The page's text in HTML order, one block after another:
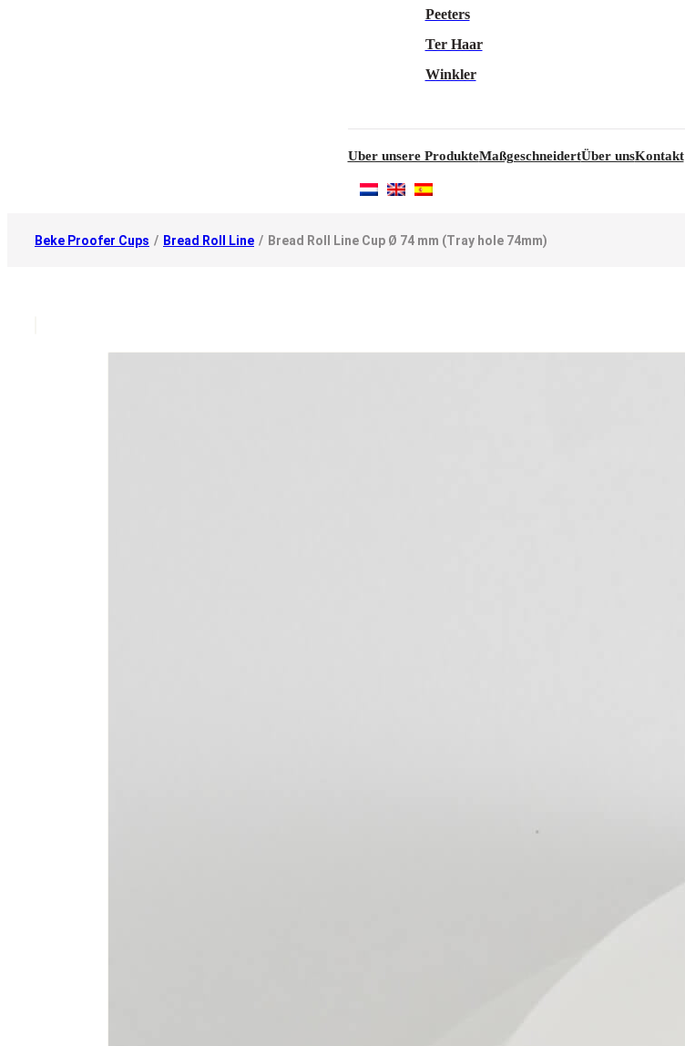
Peeters
Ter Haar
Winkler
Uber unsere ProdukteMaßgeschneidertÜber unsKontakt
Beke Proofer Cups / Bread Roll Line / Bread Roll Line Cup Ø 74 mm (Tray hole 74mm)